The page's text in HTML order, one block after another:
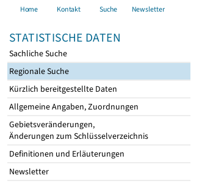
Home Kontakt Suche Newsletter
STATISTISCHE DATEN
Sachliche Suche
Regionale Suche
Kürzlich bereitgestellte Daten
Allgemeine Angaben, Zuordnungen
Gebietsveränderungen,
Änderungen zum Schlüsselverzeichnis
Definitionen und Erläuterungen
Newsletter